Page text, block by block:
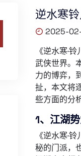
逆水寒
2025-
《逆水寒·
武侠世界。
力的博弈，
扯，本文将
些方面的分
1、江湖
《逆水寒·
秘的门派，